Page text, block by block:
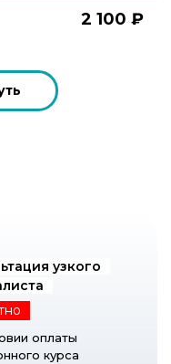
2 100 ₽
2 600 ₽
узкого
оплаты
курса